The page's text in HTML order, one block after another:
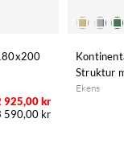
925,00 kr
590,00 kr
Struktur
Ekens